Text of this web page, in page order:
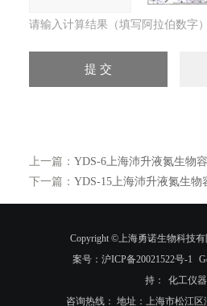
请输入计算结果（填写阿拉伯数字
上一篇： YDS-6上海沛升液氮生物
下一篇： YDS-15上海沛升液氮生物
Copyright ©上海勇诺生物科技
案号：沪ICP备20021522号-1
持：
化工仪
咨询热线： 地址：上海市松江区